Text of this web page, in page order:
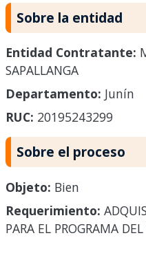
Sobre la entidad
Entidad Contratante:
SAPALLANGA
Departamento: Junín
RUC: 20195243299
Sobre el proceso
Objeto: Bien
Requerimiento:
PARA EL PROGRAMA